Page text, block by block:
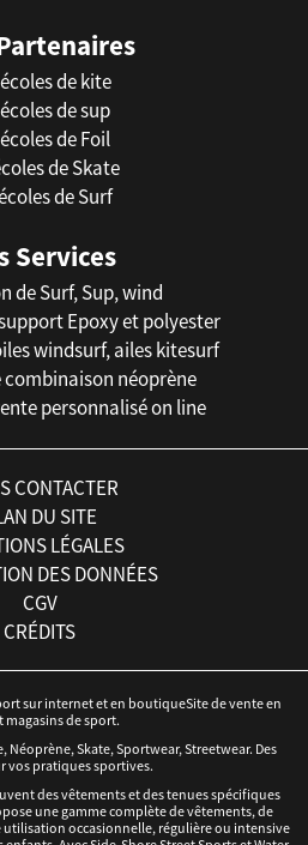
de kite
de sup
de Foil
de Skate
de Surf
Services
de Surf, Sup, wind
Epoxy et polyester
windsurf, ailes kitesurf
néoprène
personnalisé on line
CONTACTER
DU SITE
LÉGALES
DES DONNÉES
CGV
CRÉDITS
sur internet et en boutiqueSite de vente en
magasins de sport.
Néoprène, Skate, Sportwear, Streetwear. Des
vos pratiques sportives.
des vêtements et des tenues spécifiques
une gamme complète de vêtements, de
utilisation occasionnelle, régulière ou intensive